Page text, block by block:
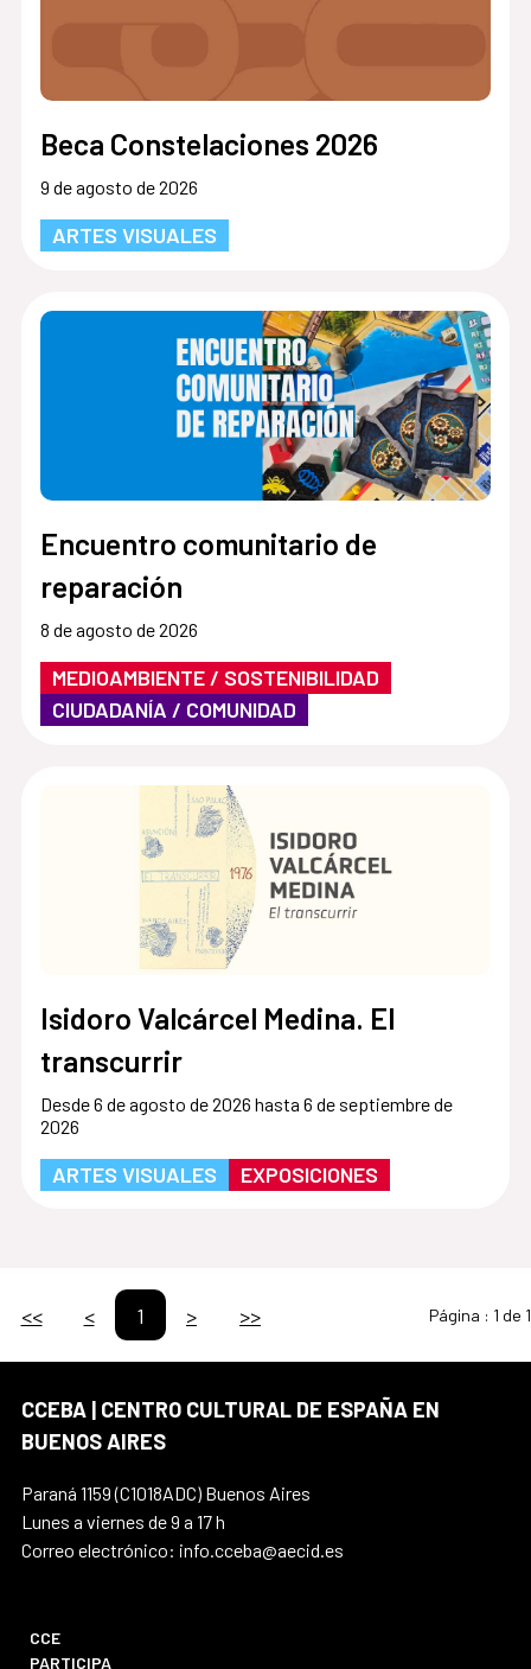
Beca Constelaciones 2026
9 de agosto de 2026
ARTES VISUALES
Encuentro comunitario de
reparación
8 de agosto de 2026
MEDIOAMBIENTE / SOSTENIBILIDAD
CIUDADANÍA / COMUNIDAD
Isidoro Valcárcel Medina. El
transcurrir
Desde 6 de agosto de 2026 hasta 6 de septiembre de
2026
ARTES VISUALES EXPOSICIONES
<< < 1 > >> Página : 1 de 1
CCEBA | CENTRO CULTURAL DE ESPAÑA EN
BUENOS AIRES
Paraná 1159 (C1018ADC) Buenos Aires
Lunes a viernes de 9 a 17 h
Correo electrónico: info.cceba@aecid.es
CCE
PARTICIPA